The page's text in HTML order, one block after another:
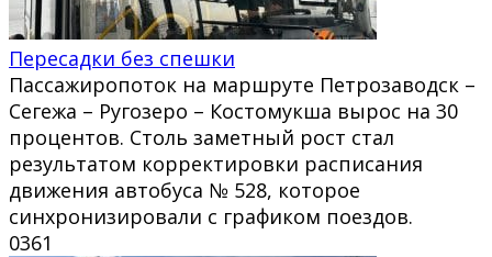
Пересадки без спешки
Пассажиропоток на маршруте Петрозаводск –
Сегежа – Ругозеро – Костомукша вырос на 30
процентов. Столь заметный рост стал
результатом корректировки расписания
движения автобуса № 528, которое
синхронизировали с графиком поездов.
0361